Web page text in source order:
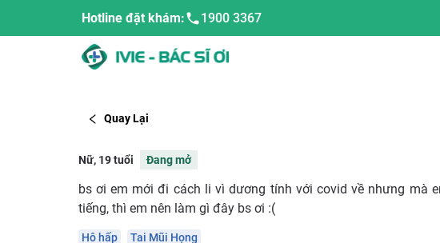
Hotline đặt khám: 1900 3367
Quay Lại
Nữ, 19 tuổi Đang mở
bs ơi em mới đi cách li vì dương tính với covid về nhưng mà
tiếng, thì em nên làm gì đây bs ơi :(
Hô hấp
Tai Mũi Họng